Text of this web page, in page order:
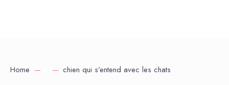
Home chien qui s’entend avec les chats